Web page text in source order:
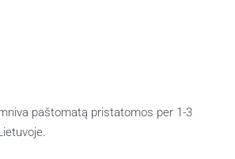
paštomatą pristatomos per 1-3